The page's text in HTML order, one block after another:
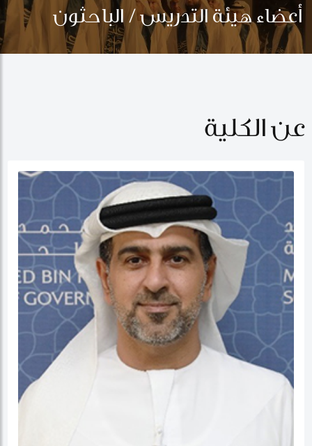
Alawadhi
أعضاء هيئة التدريس / الباحثون
عن الكلية